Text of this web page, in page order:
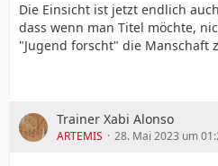
Die Einsicht ist jetzt endlich
dass wenn man Titel möchte,
"Jugend forscht" die Manschaft
Trainer Xabi Alonso
ARTEMIS 28. Mai 2023 um